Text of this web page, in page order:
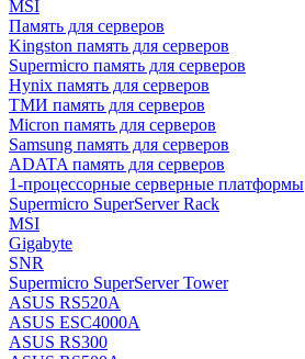
MSI
Память для серверов
Kingston память для серверов
Supermicro память для серверов
Hynix память для серверов
ТМИ память для серверов
Micron память для серверов
Samsung память для серверов
ADATA память для серверов
1-процессорные серверные платформы
Supermicro SuperServer Rack
MSI
Gigabyte
SNR
Supermicro SuperServer Tower
ASUS RS520A
ASUS ESC4000A
ASUS RS300